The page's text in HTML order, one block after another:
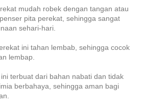
mudah robek dengan tangan atau
pita perekat, sehingga sangat
sehari-hari.
ini tahan lembab, sehingga cocok
lembap.
terbuat dari bahan nabati dan tidak
berbahaya, sehingga aman bagi